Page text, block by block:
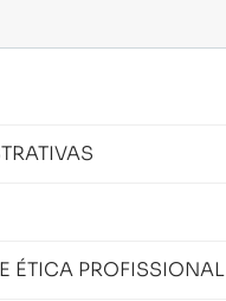
ÉTICA PROFISSIONAL